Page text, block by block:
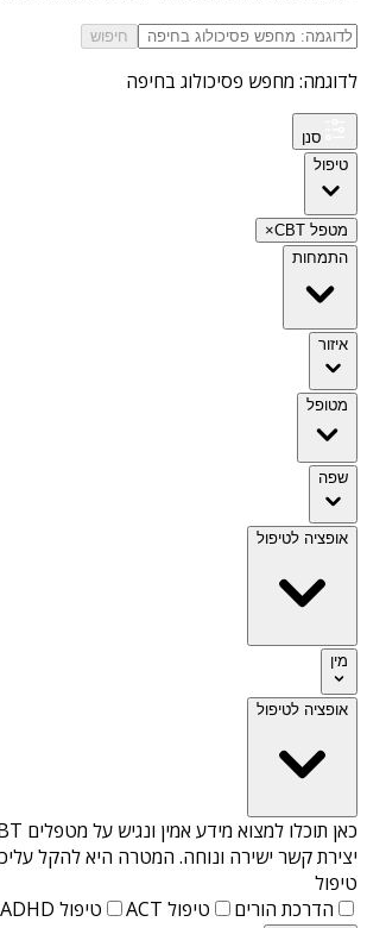
חיפוש
לדוגמה: מחפש פסיכולוג בחיפה
סנן
טיפול
מטפל CBT
×
התמחות
איזור
מטופל
שפה
אופציה לטיפול
מין
אופציה לטיפול
כאן תוכלו למצוא מידע אמין ונגיש על מטפלים CBT בעלי זהב
יצירת קשר ישירה ונוחה. המטרה היא להקל
טיפול
הדרכת הורים
טיפול ACT טיפול ADHD